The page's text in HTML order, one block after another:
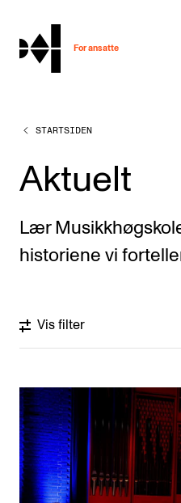
hjem
For ansatte
MITT ARBEIDSFORHOLD
Arbeidstid og lønn
Reiser og utveksling
Kompetanse og velferd
Overordnet i mitt arbeid
VERKTØY OG HJELP
IT og digitale tjenester
Canvas
Innkjøp og økonomi
STARTSIDEN
Aktuelt
Lær
historiene vi
Vis filter